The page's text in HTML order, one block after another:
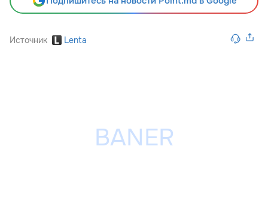
Источник Lenta